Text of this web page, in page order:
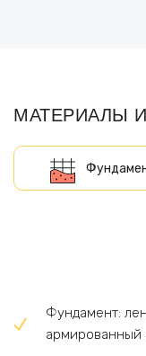
МАТЕРИАЛЫ
Фундамент:
армированный